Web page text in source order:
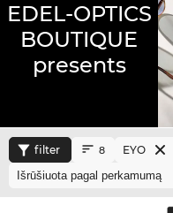
EDEL-OPTICS
BOUTIQUE
presents
filter 8 EYO